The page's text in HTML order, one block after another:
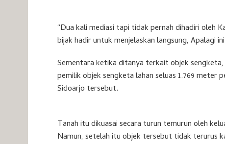
“Dua kali mediasi tapi tidak pernah dihadiri oleh
bijak hadir untuk menjelaskan langsung, Apalagi
Sementara ketika ditanya terkait objek
pemilik objek sengketa lahan seluas 1.769 meter
Sidoarjo tersebut.
Tanah itu dikuasai secara turun temurun oleh
Namun, setelah itu objek tersebut tidak terurus